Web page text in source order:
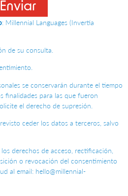
Enviar
: Millennial Languages (Invertia
de su consulta.
se conservarán durante el tiempo
finalidades para las que fueron
el derecho de supresión.
ceder los datos a terceros, salvo
derechos de acceso, rectificación,
o revocación del consentimiento
al email: hello@millennial-